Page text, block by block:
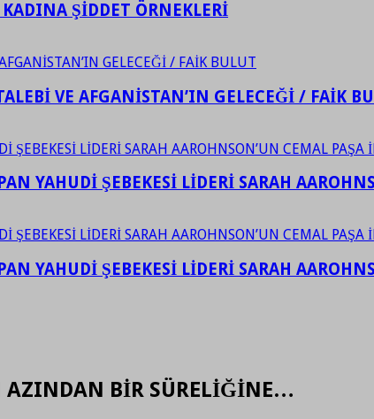
ŞİDDET ÖRNEKLERİ
VE AFGANİSTAN’IN GELECEĞİ / FAİK
YAHUDİ ŞEBEKESİ LİDERİ SARAH
YAHUDİ ŞEBEKESİ LİDERİ SARAH
AZINDAN BİR SÜRELİĞİNE…